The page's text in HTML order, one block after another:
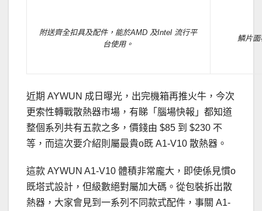
附送齊全扣具及配件，能於AMD 及Intel 流行平
台使用。
鱗片
近期 AYWUN 成日曝光，出完機箱再推火牛，今次
更索性轉戰散熱器市場，有睇「腦場快報」都知道
整個系列共有五款之多，價錢由 $85 到 $230 不
等，而這次要介紹則屬最貴o既 A1-V10 散熱器。
這款 AYWUN A1-V10 體積非常龐大，即使係見慣o
既塔式設計，但級數絕對屬加大碼。從包裝拆出散
熱器，大家會見到一系列不同款式配件，事關 A1-